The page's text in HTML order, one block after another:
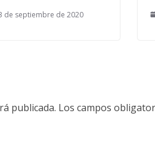
de septiembre de 2020
publicada. Los campos